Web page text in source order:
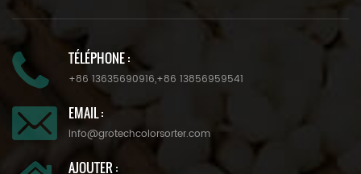
TÉLÉPHONE :
+86 13635690916,+86 13856959541
EMAIL :
info@grotechcolorsorter.com
AJOUTER :